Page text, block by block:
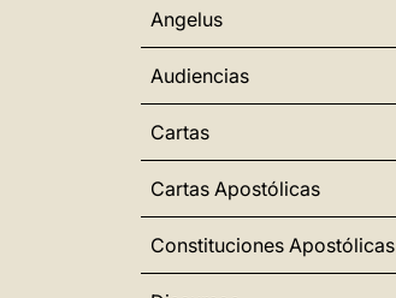
Angelus
Audiencias
Cartas
Cartas Apostólicas
Constituciones Apostólicas